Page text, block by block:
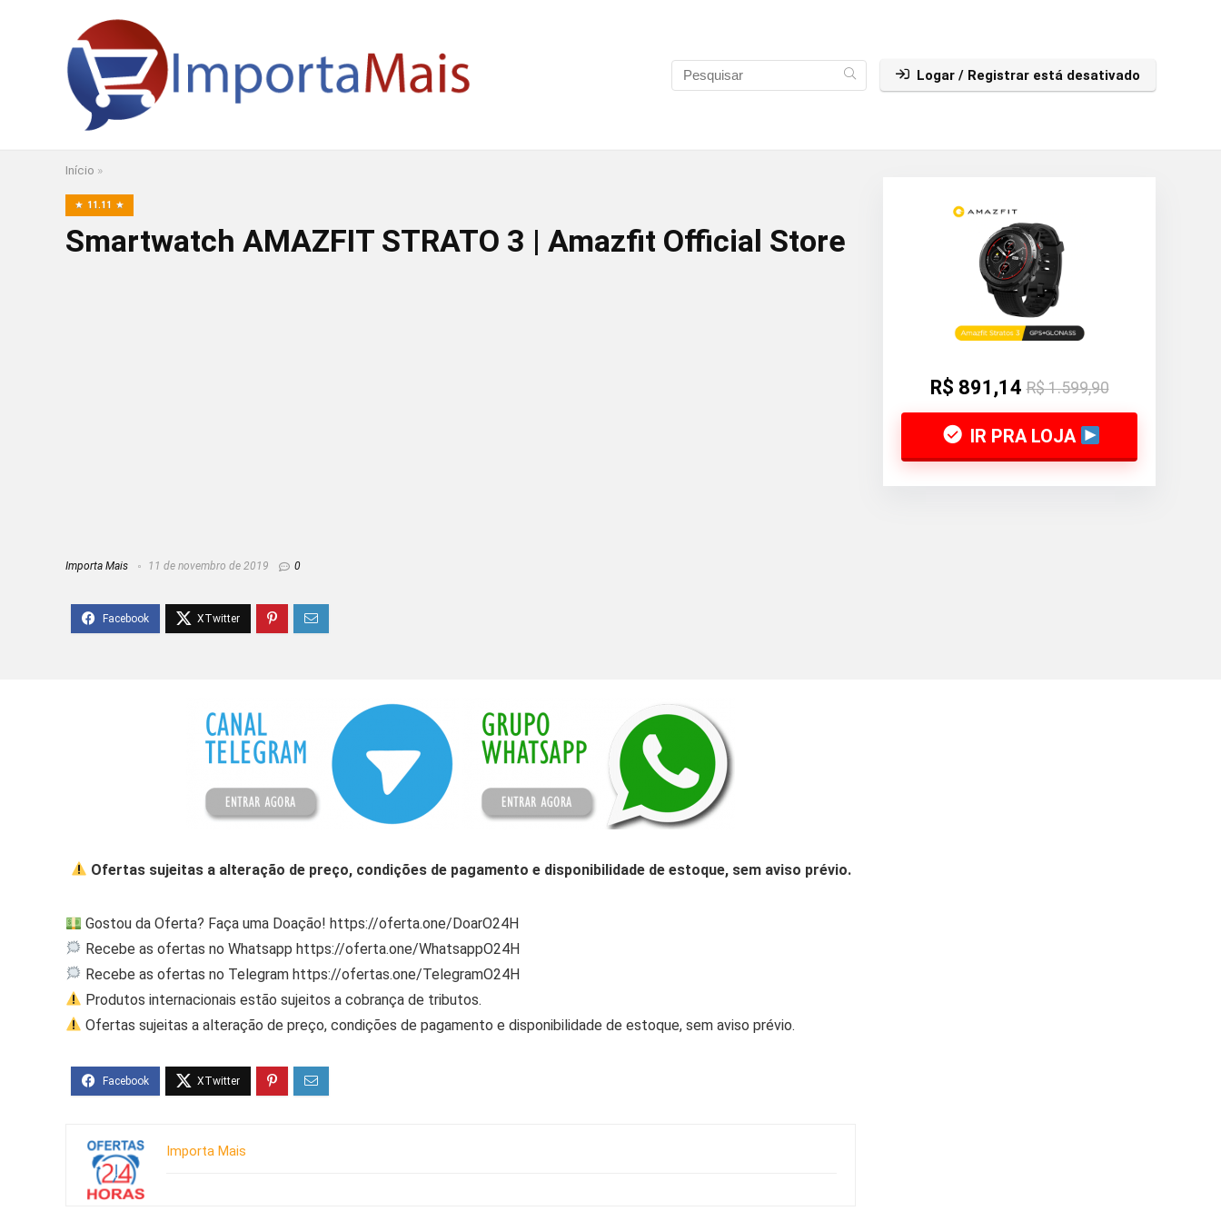
Logar / Registrar está desativado
Início »
11.11
Smartwatch AMAZFIT STRATO 3 | Amazfit Official Store
R$ 891,14 R$ 1.599,90
IR PRA LOJA
Importa Mais 11 de novembro de 2019 0
Ofertas sujeitas a alteração de preço, condições de pagamento e disponibilidade de estoque, sem aviso prévio.
Gostou da Oferta? Faça uma Doação! https://oferta.one/DoarO24H
Recebe as ofertas no Whatsapp https://oferta.one/WhatsappO24H
Recebe as ofertas no Telegram https://ofertas.one/TelegramO24H
Produtos internacionais estão sujeitos a cobrança de tributos.
Ofertas sujeitas a alteração de preço, condições de pagamento e disponibilidade de estoque, sem aviso prévio.
Importa Mais